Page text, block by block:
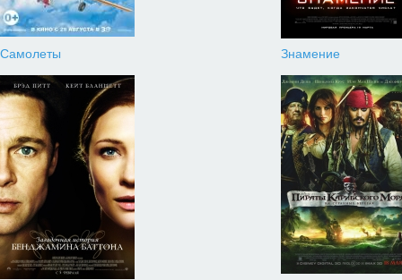
Самолеты Знамение